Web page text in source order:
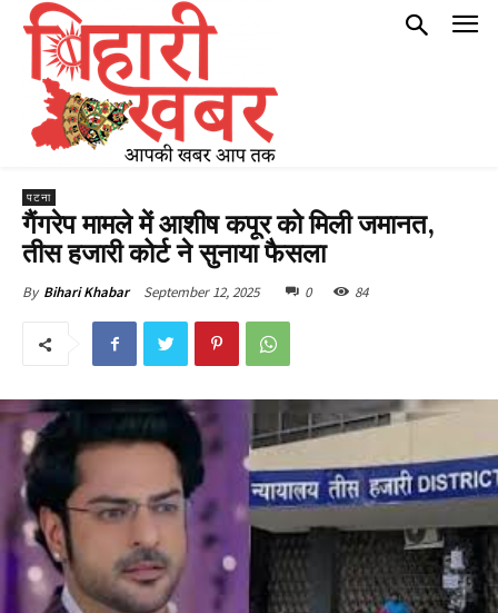
पटना
गैंगरेप मामले में आशीष कपूर को मिली जमानत,
तीस हजारी कोर्ट ने सुनाया फैसला
By Bihari Khabar September 12, 2025 0 84